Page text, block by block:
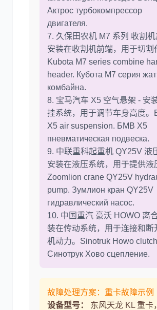
Актрос турбокомпрессор
двигателя.
7. 久保田农机 M7 系列 收割
安装在收割机前端，用于切割
Kubota M7 series combine
header. Кубота M7 серия
комбайна.
8. 宝马汽车 X5 空气悬架 - 安
挂系统，用于调节车身高度。
X5 air suspension. БМВ X5
пневматическая подвеска.
9. 中联重科起重机 QY25V 液
安装在液压系统，用于提供液
Zoomlion crane QY25V
pump. Зумлион кран QY25V
гидравлический насос.
10. 中国重汽 豪沃 HOWO 离
装在传动系统，用于连接和断
机动力。Sinotruk Howo
Синотрук Хово сцепление.
故障处理方案：重卡故障示例
设备型号：
东风天龙 KL 重卡